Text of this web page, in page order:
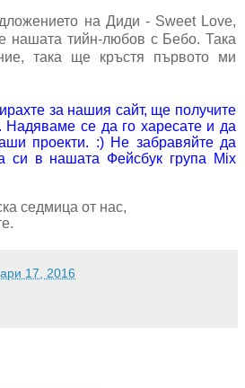
на Диди - Sweet Love,
нашата тийн-любов с Бебо. Така
така ще кръстя първото ми
за нашия сайт, ще получите
се да го харесате и да
проекти. :) Не забравяйте да
си в нашата Фейсбук група Mix
седмица от нас,
17, 2016